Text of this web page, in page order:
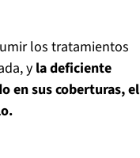
los tratamientos
yla deficiente
en sus coberturas, el